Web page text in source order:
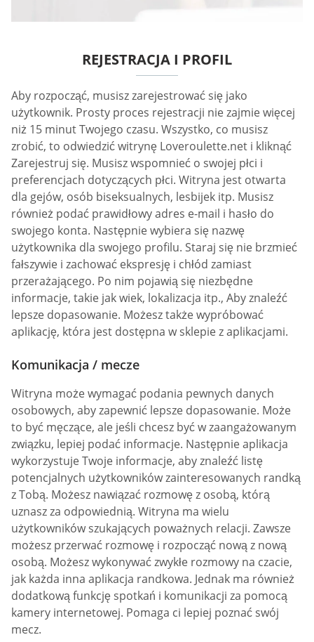
REJESTRACJA I PROFIL
Aby rozpocząć, musisz zarejestrować się jako
użytkownik. Prosty proces rejestracji nie zajmie więcej
niż 15 minut Twojego czasu. Wszystko, co musisz
zrobić, to odwiedzić witrynę Loveroulette.net i kliknąć
Zarejestruj się. Musisz wspomnieć o swojej płci i
preferencjach dotyczących płci. Witryna jest otwarta
dla gejów, osób biseksualnych, lesbijek itp. Musisz
również podać prawidłowy adres e-mail i hasło do
swojego konta. Następnie wybiera się nazwę
użytkownika dla swojego profilu. Staraj się nie brzmieć
fałszywie i zachować ekspresję i chłód zamiast
przerażającego. Po nim pojawią się niezbędne
informacje, takie jak wiek, lokalizacja itp., Aby znaleźć
lepsze dopasowanie. Możesz także wypróbować
aplikację, która jest dostępna w sklepie z aplikacjami.
Komunikacja / mecze
Witryna może wymagać podania pewnych danych
osobowych, aby zapewnić lepsze dopasowanie. Może
to być męczące, ale jeśli chcesz być w zaangażowanym
związku, lepiej podać informacje. Następnie aplikacja
wykorzystuje Twoje informacje, aby znaleźć listę
potencjalnych użytkowników zainteresowanych randką
z Tobą. Możesz nawiązać rozmowę z osobą, którą
uznasz za odpowiednią. Witryna ma wielu
użytkowników szukających poważnych relacji. Zawsze
możesz przerwać rozmowę i rozpocząć nową z nową
osobą. Możesz wykonywać zwykłe rozmowy na czacie,
jak każda inna aplikacja randkowa. Jednak ma również
dodatkową funkcję spotkań i komunikacji za pomocą
kamery internetowej. Pomaga ci lepiej poznać swój
mecz.